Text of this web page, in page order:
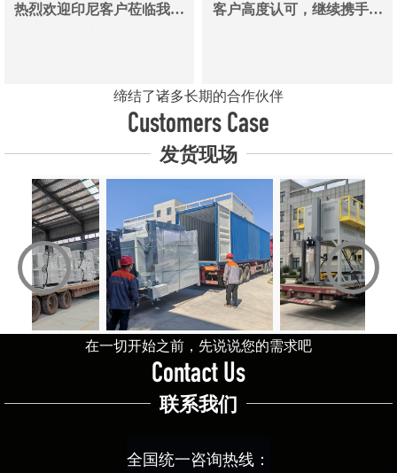
热烈欢迎印尼客户莅临我司
客户高度认可，继续携手同
缔结了诸多长期的合作伙伴
Customers Case
发货现场
‹ ›
在一切开始之前，先说说您的需求吧
Contact Us
联系我们
全国统一咨询热线：